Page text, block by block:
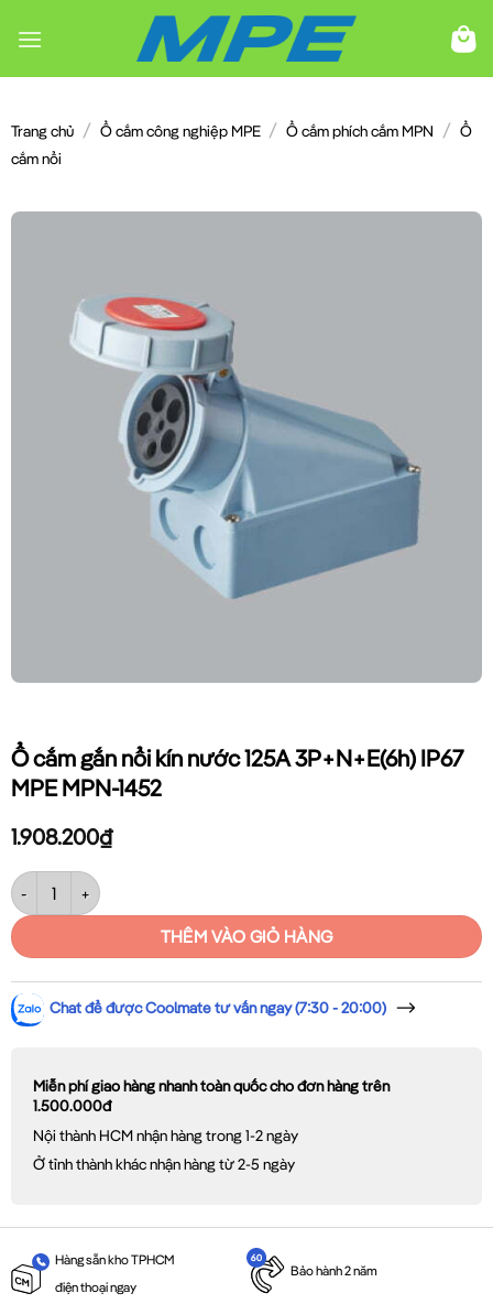
đến
Trang chủ / Ổ cắm công nghiệp MPE / Ổ cắm phích cắm MPN / Ổ
cắm nổi
Ổ cắm gắn nổi kín nước 125A 3P+N+E(6h) IP67
MPE MPN-1452
1.908.200₫
Ổ cắm gắn nổi kín nước 125A 3P+N+E(6h) IP67 MPE MPN-1452 số
THÊM VÀO GIỎ HÀNG
Chat để được Coolmate tư vấn ngay (7:30 - 20:00)
Miễn phí giao hàng nhanh toàn quốc cho đơn hàng trên
1.500.000đ
Nội thành HCM nhận hàng trong 1-2 ngày
Ở tỉnh thành khác nhận hàng từ 2-5 ngày
Hàng sẵn kho TPHCM
điện thoại ngay
Bảo hành 2 năm